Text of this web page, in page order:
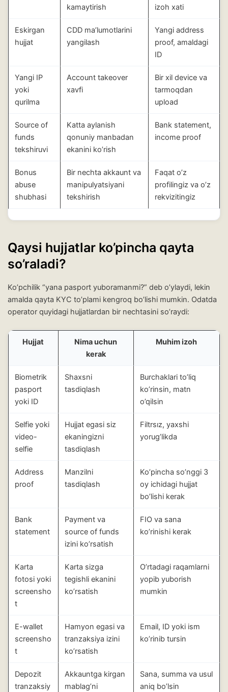
kamaytirish
izoh xati
Eskirgan
hujjat
CDD ma’lumotlarini
yangilash
Yangi address
proof, amaldagi
ID
Yangi IP
yoki
qurilma
Account takeover
xavfi
Bir xil device va
tarmoqdan
upload
Source of
funds
tekshiruvi
Katta aylanish
qonuniy manbadan
ekanini ko’rish
Bank statement,
income proof
Bonus
abuse
shubhasi
Bir nechta akkaunt va
manipulyatsiyani
tekshirish
Faqat o’z
profilingiz va o’z
rekvizitingiz
Qaysi hujjatlar ko’pincha qayta
so’raladi?
Ko’pchilik “yana pasport yuboramanmi?” deb o’ylaydi, lekin
amalda qayta KYC to’plami kengroq bo’lishi mumkin. Odatda
operator quyidagi hujjatlardan bir nechtasini so’raydi:
Hujjat
Nima uchun
kerak
Muhim izoh
Biometrik
pasport
yoki ID
Shaxsni
tasdiqlash
Burchaklari to’liq
ko’rinsin, matn
o’qilsin
Selfie yoki
video-
selfie
Hujjat egasi siz
ekaningizni
tasdiqlash
Filtrsız, yaxshi
yorug’likda
Address
proof
Manzilni
tasdiqlash
Ko’pincha so’nggi 3
oy ichidagi hujjat
bo’lishi kerak
Bank
statement
Payment va
source of funds
izini ko’rsatish
FIO va sana
ko’rinishi kerak
Karta
fotosi yoki
screensho
t
Karta sizga
tegishli ekanini
ko’rsatish
O’rtadagi raqamlarni
yopib yuborish
mumkin
E-wallet
screensho
t
Hamyon egasi va
tranzaksiya izini
ko’rsatish
Email, ID yoki ism
ko’rinib tursin
Depozit
tranzaksiy
Akkauntga kirgan
mablag’ni
Sana, summa va usul
aniq bo’lsin